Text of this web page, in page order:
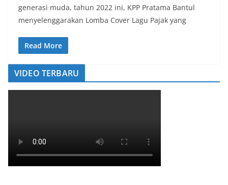
generasi muda, tahun 2022 ini, KPP Pratama Bantul
menyelenggarakan Lomba Cover Lagu Pajak yang
Read More
VIDEO TERBARU